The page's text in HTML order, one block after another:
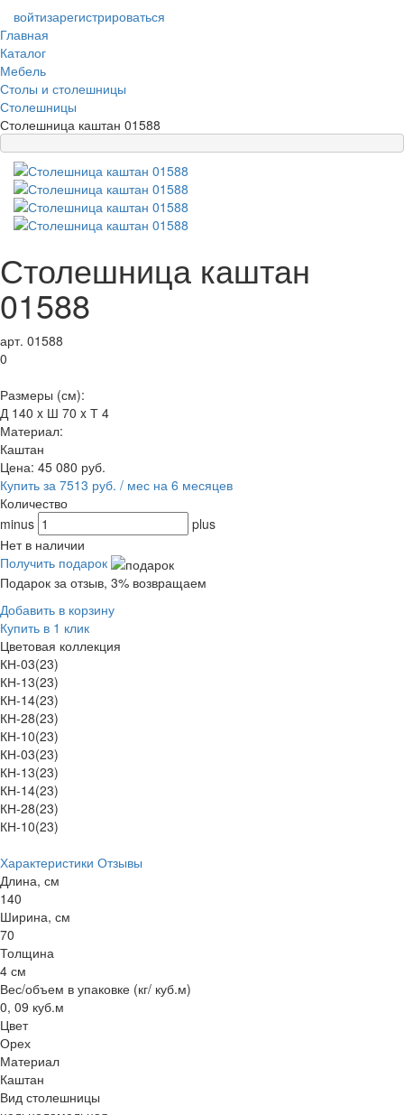
войтизарегистрироваться
Главная
Каталог
Мебель
Столы и столешницы
Столешницы
Столешница каштан 01588
Столешница каштан
01588
арт. 01588
0
Размеры (см):
Д 140 x Ш 70 x Т 4
Материал:
Каштан
Цена: 45 080 руб.
Купить за 7513 руб. / мес на 6 месяцев
Количество
minus
plus
Нет в наличии
Получить подарок
Подарок за отзыв, 3% возвращаем
Добавить в корзину
Купить в 1 клик
Цветовая коллекция
КН-03(23)
КН-13(23)
КН-14(23)
КН-28(23)
КН-10(23)
КН-03(23)
КН-13(23)
КН-14(23)
КН-28(23)
КН-10(23)
Характеристики Отзывы
Длина, см
140
Ширина, см
70
Толщина
4 см
Вес/объем в упаковке (кг/ куб.м)
0, 09 куб.м
Цвет
Орех
Материал
Каштан
Вид столешницы